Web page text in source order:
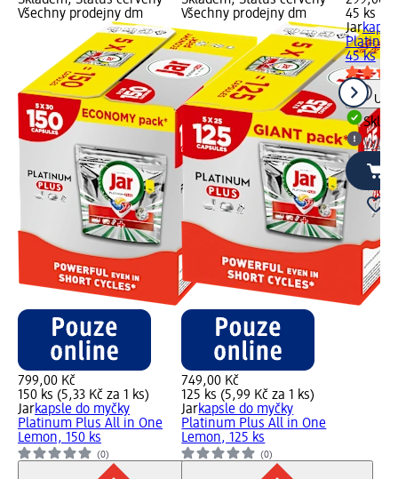
Všechny prodejny dm
799,00 Kč
150 ks (5,33 Kč za 1 ks)
Jarkapsle do myčky
Platinum Plus All in One
Lemon, 150 ks
(0)
Všechny prodejny dm
749,00 Kč
125 ks (5,99 Kč za 1 ks)
Jarkapsle do myčky
Platinum Plus All in One
Lemon, 125 ks
(0)
45 ks
Jar
45 ks